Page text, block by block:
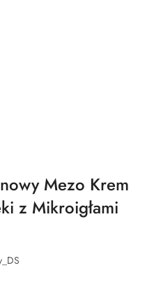
Mezo Krem
z Mikroigłami